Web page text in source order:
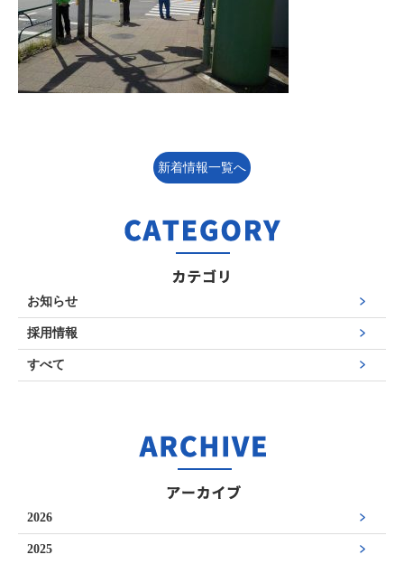
新着情報一覧へ
お知らせ
採用情報
すべて
2026
2025